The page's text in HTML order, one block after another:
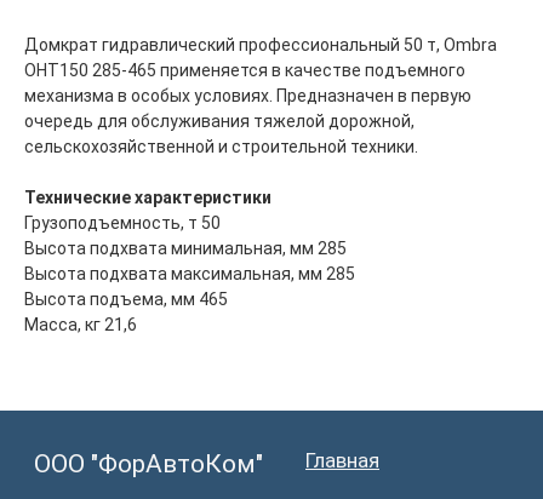
Домкрат гидравлический профессиональный 50 т, Ombra
OHT150 285-465 применяется в качестве подъемного
механизма в особых условиях. Предназначен в первую
очередь для обслуживания тяжелой дорожной,
сельскохозяйственной и строительной техники.
Технические характеристики
Грузоподъемность, т 50
Высота подхвата минимальная, мм 285
Высота подхвата максимальная, мм 285
Высота подъема, мм 465
Масса, кг 21,6
Каталог
Доставка и оплата
Контакты
Политика обработки персональных данных
2015-2025